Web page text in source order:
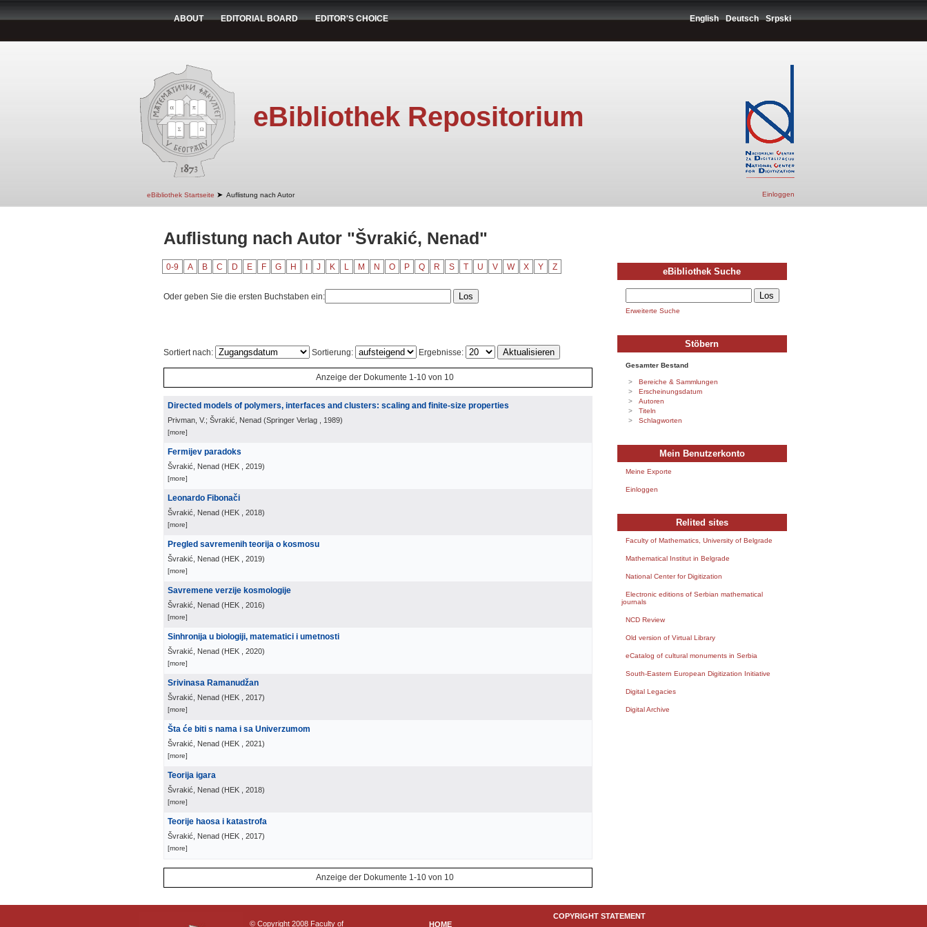
ABOUT EDITORIAL BOARD EDITOR'S CHOICE English Deutsch Srpski
eBibliothek Repositorium
eBibliothek Startseite ➤ Auflistung nach Autor Einloggen
Auflistung nach Autor "Švrakić, Nenad"
0-9 A B C D E F G H J K L M N O P Q R S T U V W X Y Z
Oder geben Sie die ersten Buchstaben ein:
Sortiert nach: Sortierung: Ergebnisse:
Anzeige der Dokumente 1-10 von 10
Directed models of polymers, interfaces and clusters: scaling and finite-size properties
Privman, V.; Švrakić, Nenad (Springer Verlag , 1989)
[more]
Fermijev paradoks
Švrakić, Nenad (HEK , 2019)
[more]
Leonardo Fibonači
Švrakić, Nenad (HEK , 2018)
[more]
Pregled savremenih teorija o kosmosu
Švrakić, Nenad (HEK , 2019)
[more]
Savremene verzije kosmologije
Švrakić, Nenad (HEK , 2016)
[more]
Sinhronija u biologiji, matematici i umetnosti
Švrakić, Nenad (HEK , 2020)
[more]
Srivinasa Ramanudžan
Švrakić, Nenad (HEK , 2017)
[more]
Šta će biti s nama i sa Univerzumom
Švrakić, Nenad (HEK , 2021)
[more]
Teorija igara
Švrakić, Nenad (HEK , 2018)
[more]
Teorije haosa i katastrofa
Švrakić, Nenad (HEK , 2017)
[more]
Anzeige der Dokumente 1-10 von 10
eBibliothek Suche
Erweiterte Suche
Stöbern
Gesamter Bestand
Bereiche & Sammlungen
Erscheinungsdatum
Autoren
Titeln
Schlagworten
Mein Benutzerkonto
Meine Exporte
Einloggen
Relited sites
Faculty of Mathematics, University of Belgrade
Mathematical Institut in Belgrade
National Center for Digitization
Electronic editions of Serbian mathematical
journals
NCD Review
Old version of Virtual Library
eCatalog of cultural monuments in Serbia
South-Eastern European Digitization Initiative
Digital Legacies
Digital Archive
© Copyright 2008 Faculty of HOME
COPYRIGHT STATEMENT